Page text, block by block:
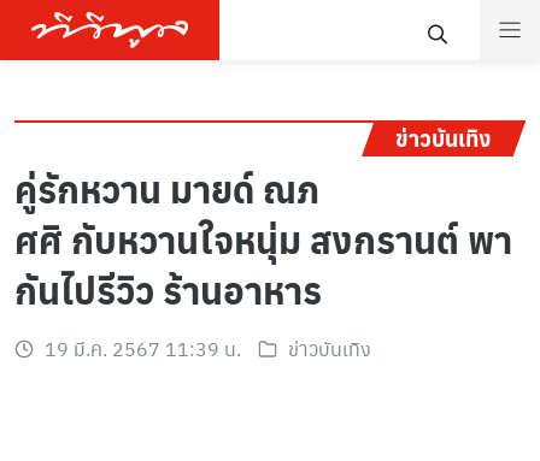
ข่าวบันเทิง
คู่รักหวาน มายด์ ณภ
ศศิ กับหวานใจหนุ่ม สงกรานต์ พา
กันไปรีวิว ร้านอาหาร
19 มี.ค. 2567 11:39 น. ข่าวบันเทิง